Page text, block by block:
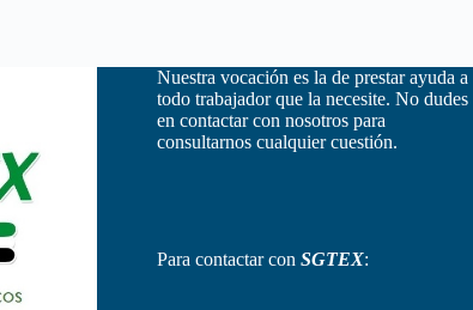
Nuestra vocación es la de prestar ayuda a
todo trabajador que la necesite. No dudes
en contactar con nosotros para
consultarnos cualquier cuestión.
Para contactar con SGTEX: